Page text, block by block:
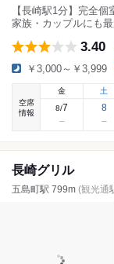
【長崎駅1分】完全
家族・カップルにも
3.40
￥3,000～￥3,999
空席
情報
金
8/7
土
8
長崎グリル
五島町駅 799m (観光通